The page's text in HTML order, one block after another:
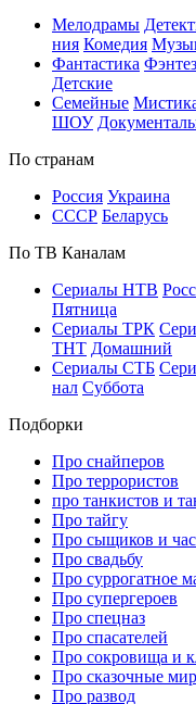
Ме­ло­дра­мы
ния Ко­ме­дия
Фан­та­сти­ка
Дет­ские
Се­мей­ные
ШОУ
По стра­нам
Рос­сия Ук­раи­на
СССР Бе­ла­русь
По ТВ Ка­на­лам
Се­риа­лы НТВ
Пят­ни­ца
Се­риа­лы ТРК
ТНТ До­маш­ний
Се­риа­лы СТБ
нал Суб­бо­та
Подборки
Про снайперов
Про террористов
про танкистов и
Про тайгу
Про сыщиков и
Про свадьбу
Про суррогатное
Про супергероев
Про спецназ
Про спасателей
Про сокровища и
Про сказочные
Про развод